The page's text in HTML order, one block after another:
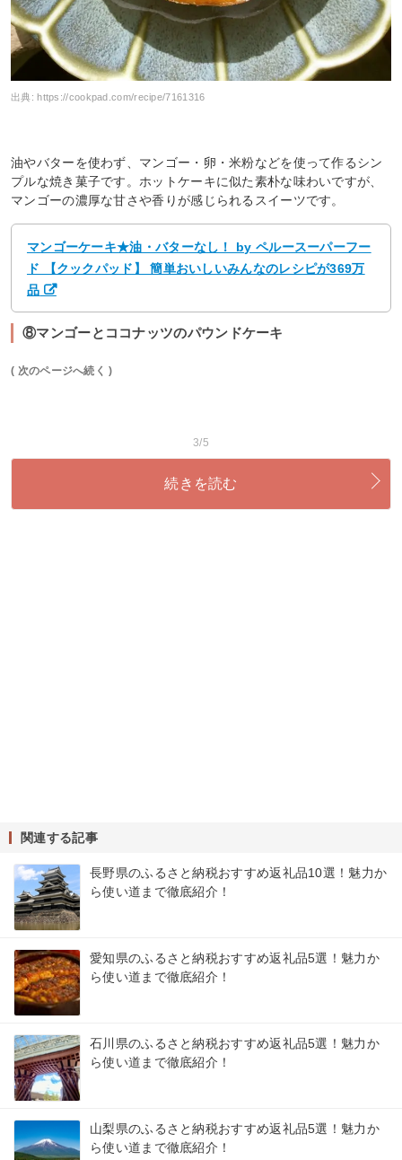
出典:https://cookpad.com/recipe/7161316
油やバターを使わず、マンゴー・卵・米粉などを使って作るシン
プルな焼き菓子です。ホットケーキに似た素朴な味わいですが、
マンゴーの濃厚な甘さや香りが感じられるスイーツです。
マンゴーケーキ★油・バターなし！ by ペルースーパーフー
ド 【クックパッド】 簡単おいしいみんなのレシピが369万
品
⑧マンゴーとココナッツのパウンドケーキ
( 次のページへ続く )
3/5
続きを読む
関連する記事
長野県のふるさと納税おすすめ返礼品10選！魅力か
ら使い道まで徹底紹介！
愛知県のふるさと納税おすすめ返礼品5選！魅力か
ら使い道まで徹底紹介！
石川県のふるさと納税おすすめ返礼品5選！魅力か
ら使い道まで徹底紹介！
山梨県のふるさと納税おすすめ返礼品5選！魅力か
ら使い道まで徹底紹介！